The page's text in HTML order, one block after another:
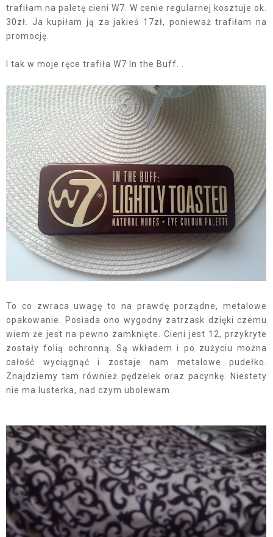
trafiłam na paletę cieni W7. W cenie regularnej kosztuje ok.
30zł. Ja kupiłam ją za jakieś 17zł, ponieważ trafiłam na
promocję.
I tak w moje ręce trafiła W7 In the Buff. .
To co zwraca uwagę to na prawdę porządne, metalowe
opakowanie. Posiada ono wygodny zatrzask dzięki czemu
wiem że jest na pewno zamknięte. Cieni jest 12, przykryte
zostały folią ochronną. Są wkładem i po zużyciu można
całość wyciągnąć i zostaje nam metalowe pudełko.
Znajdziemy tam również pędzelek oraz pacynkę. Niestety
nie ma lusterka, nad czym ubolewam.